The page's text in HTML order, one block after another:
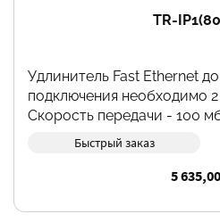
TR-
Удлинитель Fast Ethernet
подключения необходимо 2
Скорость передачи - 100
Быстрый заказ
5